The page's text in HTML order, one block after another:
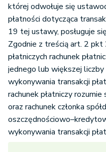
której odwołuje się
płatności dotycząca
19 tej ustawy, posługuje
Zgodnie z treścią art. 2 pkt
płatniczych rachunek
jednego lub większej
wykonywania transakcji
rachunek płatniczy
oraz rachunek członka
wykonywania transakcji